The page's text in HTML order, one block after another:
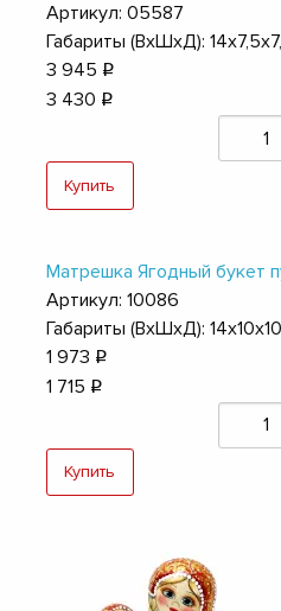
Артикул: 05587
Габариты (ВхШхД):
3 945 q
3 430 q
Купить
Матрешка Ягодный букет
Артикул: 10086
Габариты (ВхШхД): 14х10х10
1 973 q
1 715 q
Купить